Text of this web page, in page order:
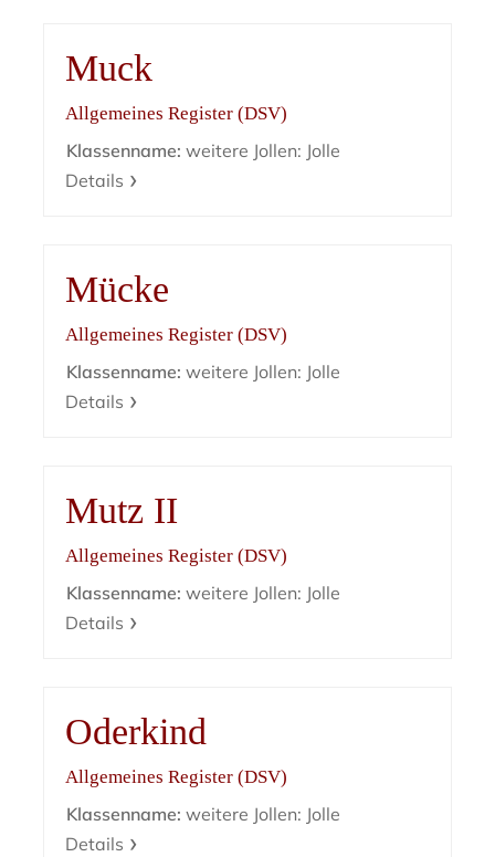
Muck
Allgemeines Register (DSV)
Klassenname: weitere Jollen: Jolle
Details
Mücke
Allgemeines Register (DSV)
Klassenname: weitere Jollen: Jolle
Details
Mutz II
Allgemeines Register (DSV)
Klassenname: weitere Jollen: Jolle
Details
Oderkind
Allgemeines Register (DSV)
Klassenname: weitere Jollen: Jolle
Details